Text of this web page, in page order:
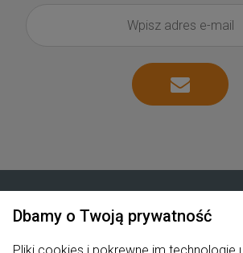
Dbamy o Twoją prywatność